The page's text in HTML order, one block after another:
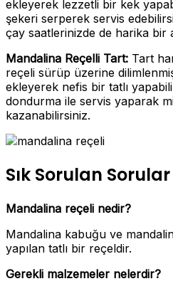
ekleyerek lezzetli bir kek
şekeri serperek servis
çay saatlerinizde de harika bir
Mandalina Reçelli Tart: Tart
reçeli sürüp üzerine
ekleyerek nefis bir tatlı
dondurma ile servis yaparak
kazanabilirsiniz.
Sık Sorulan Sorular
Mandalina reçeli nedir?
Mandalina kabuğu ve
yapılan tatlı bir reçeldir.
Gerekli malzemeler nelerdir?